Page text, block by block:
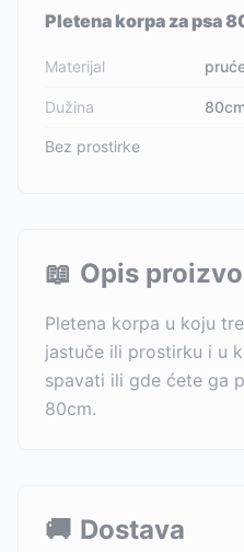
Pletena korpa za psa
Materijal
Dužina
Bez prostirke
📖 Opis
Pletena korpa u koju
jastuče ili prostirku i u
spavati ili gde ćete ga
80cm.
🚚 Dostava